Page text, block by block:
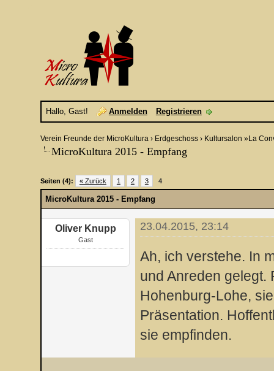
Hallo, Gast! Anmelden Registrieren
Verein Freunde der MicroKultura› Erdgeschoss› Kultursalon »La
MicroKultura 2015 - Empfang
Seiten (4): « Zurück 1 2 3 4
MicroKultura 2015 - Empfang
Oliver Knupp
Gast
23.04.2015, 23:14
Ah, ich verstehe. In
und Anreden gelegt.
Hohenburg-Lohe,
Präsentation.
sie empfinden.